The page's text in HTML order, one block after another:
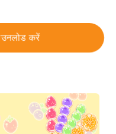
करें